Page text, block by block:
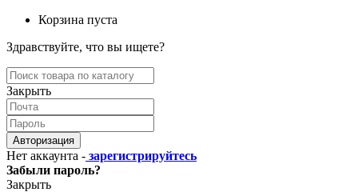
Корзина пуста
Здравствуйте, что вы ищете?
Закрыть
Авторизация
Нет аккаунта - зарегистрируйтесь
Забыли пароль?
Закрыть